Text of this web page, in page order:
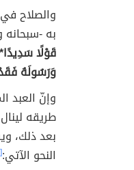
والصلاح
به -
قَوْلًا
وَرَسُولَهُ
وإنّ العبد
طريقه
بعد ذلك،
النحو الآتي:[٦]